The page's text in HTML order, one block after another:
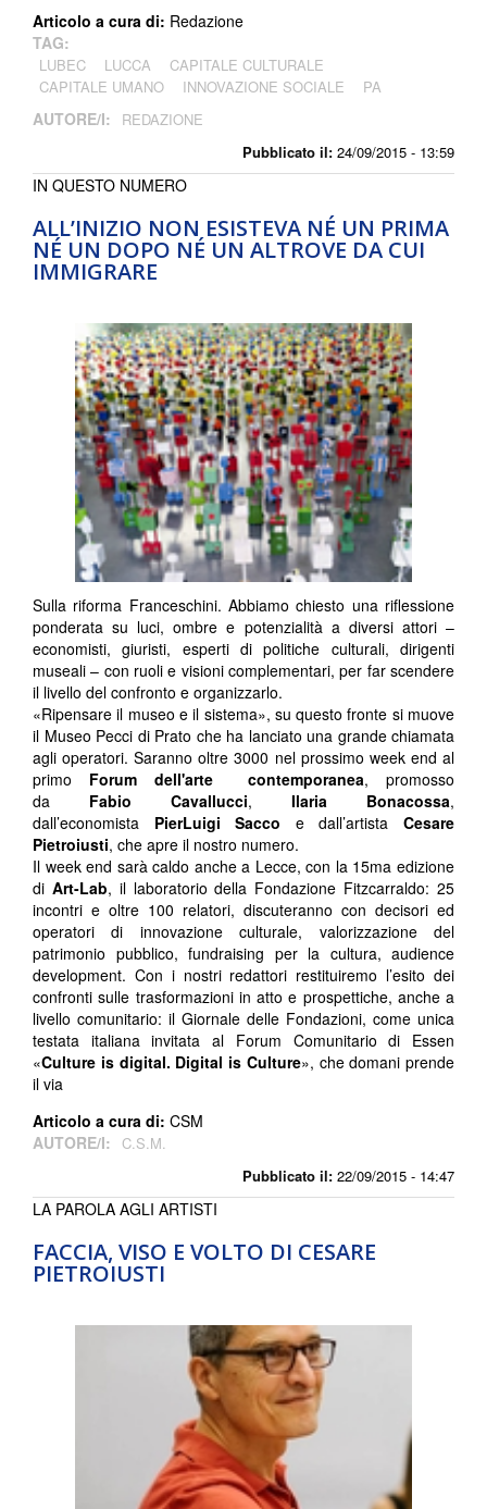
Pubblicato il: 24/09/2015 - 13:59
Articolo a cura di: Redazione
TAG:
LUBEC LUCCA
CAPITALE CULTURALE
CAPITALE UMANO
INNOVAZIONE SOCIALE PA
AUTORE/I: REDAZIONE
ALL’INIZIO NON ESISTEVA NÉ UN PRIMA
NÉ UN DOPO NÉ UN ALTROVE DA CUI
IMMIGRARE
Pubblicato il: 22/09/2015 - 14:47
IN QUESTO NUMERO
Sulla riforma Franceschini. Abbiamo chiesto una riflessione
ponderata su luci, ombre e potenzialità a diversi attori –
economisti, giuristi, esperti di politiche culturali, dirigenti
museali – con ruoli e visioni complementari, per far scendere
il livello del confronto e organizzarlo.
«Ripensare il museo e il sistema», su questo fronte si muove
il Museo Pecci di Prato che ha lanciato una grande chiamata
agli operatori. Saranno oltre 3000 nel prossimo week end al
primo Forum dell'arte contemporanea, promosso
da Fabio Cavallucci, Ilaria Bonacossa,
dall’economista PierLuigi Sacco e dall’artistaCesare
Pietroiusti, che apre il nostro numero.
Il week end sarà caldo anche a Lecce, con la 15ma edizione
di Art-Lab, il laboratorio della Fondazione Fitzcarraldo: 25
incontri e oltre 100 relatori, discuteranno con decisori ed
operatori di innovazione culturale, valorizzazione del
patrimonio pubblico, fundraising per la cultura, audience
development. Con i nostri redattori restituiremo l’esito dei
confronti sulle trasformazioni in atto e prospettiche, anche a
livello comunitario: il Giornale delle Fondazioni, come unica
testata italiana invitata al Forum Comunitario di Essen
«Culture is digital. Digital is Culture», che domani prende
il via
Articolo a cura di: CSM
AUTORE/I:
C.S.M.
FACCIA, VISO E VOLTO DI CESARE
PIETROIUSTI
LA PAROLA AGLI ARTISTI